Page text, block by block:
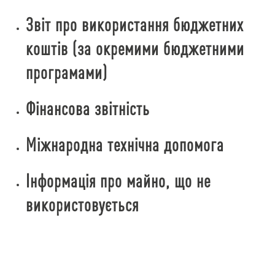
Звіт про використання бюджетних
коштів (за окремими бюджетними
програмами)
Фінансова звітність
Міжнародна технічна допомога
Інформація про майно, що не
використовується